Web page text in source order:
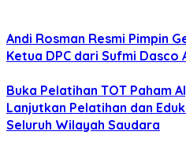
Andi Rosman Resmi Pimpin
Ketua DPC dari Sufmi Dasco
Buka Pelatihan TOT Paham
Lanjutkan Pelatihan dan
Seluruh Wilayah Saudara